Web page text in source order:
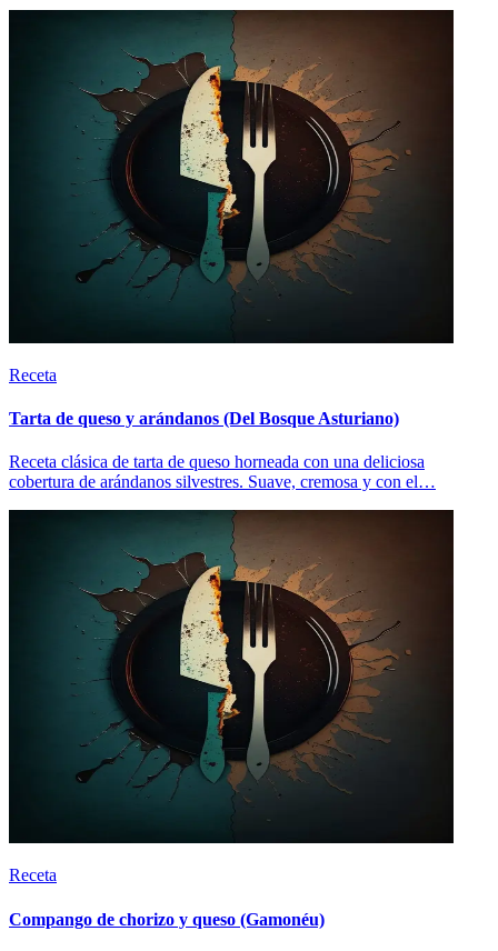
Receta
Tarta de queso y arándanos (Del Bosque Asturiano)
Receta clásica de tarta de queso horneada con una deliciosa
cobertura de arándanos silvestres. Suave, cremosa y con el…
Receta
Compango de chorizo y queso (Gamonéu)